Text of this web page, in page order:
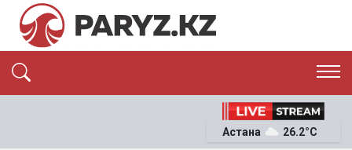
ЭКОНОМИКА
Астана 26.2°C